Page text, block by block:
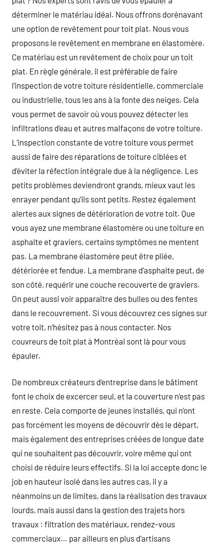
déterminer le matériau idéal. Nous offrons dorénavant
une option de revêtement pour toit plat. Nous vous
proposons le revêtement en membrane en élastomère.
Ce matériau est un revêtement de choix pour un toit
plat. En règle générale, il est préférable de faire
l’inspection de votre toiture résidentielle, commerciale
ou industrielle, tous les ans à la fonte des neiges. Cela
vous permet de savoir où vous pouvez détecter les
infiltrations d’eau et autres malfaçons de votre toiture.
L’inspection constante de votre toiture vous permet
aussi de faire des réparations de toiture ciblées et
d’éviter la réfection intégrale due à la négligence. Les
petits problèmes deviendront grands, mieux vaut les
enrayer pendant qu’ils sont petits. Restez également
alertes aux signes de détérioration de votre toit. Que
vous ayez une membrane élastomère ou une toiture en
asphalte et graviers, certains symptômes ne mentent
pas. La membrane élastomère peut être pliée,
détériorée et fendue. La membrane d’asphalte peut, de
son côté, requérir une couche recouverte de graviers.
On peut aussi voir apparaître des bulles ou des fentes
dans le recouvrement. Si vous découvrez ces signes sur
votre toit, n’hésitez pas à nous contacter. Nos
couvreurs de toit plat à Montréal sont là pour vous
épauler.
De nombreux créateurs d’entreprise dans le bâtiment
font le choix de excercer seul, et la couverture n’est pas
en reste. Cela comporte de jeunes installés, qui n’ont
pas forcément les moyens de découvrir dès le départ,
mais également des entreprises créées de longue date
qui ne souhaitent pas découvrir, voire même qui ont
choisi de réduire leurs effectifs. Si la loi accepte donc le
job en hauteur isolé dans les autres cas, il y a
néanmoins un de limites, dans la réalisation des travaux
lourds, mais aussi dans la gestion des trajets hors
travaux : filtration des matériaux, rendez-vous
commerciaux… par ailleurs en plus d’artisans